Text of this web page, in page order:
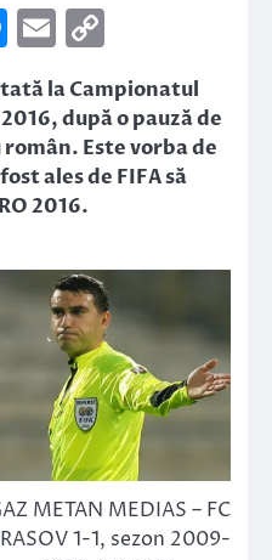
Messenger
Email
Link
la Campionatul
după o pauză de
Este vorba de
ales de FIFA să
2016.
METAN MEDIAS – FC
1-1, sezon 2009-